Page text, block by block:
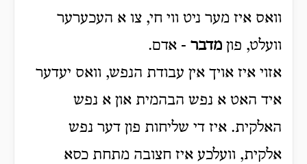
וואס איז מער ניט ווי חי, צו א העכערער
וועלט, פון מדבר - אדם.
אזוי איז אויך אין עבודת הנפש, וואס יעדער
איד האט א נפש הבהמית און א נפש
האלקית. איז די שליחות פון דער נפש
אלקית, וועלכע איז חצובה מתחת כסא